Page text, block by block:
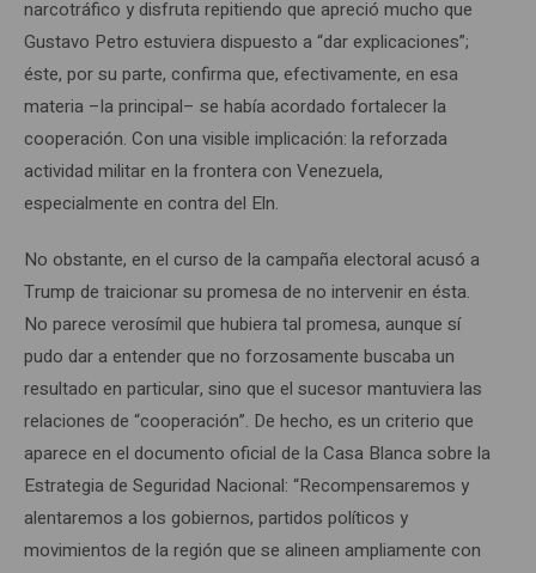
narcotráfico y disfruta repitiendo que apreció mucho que
Gustavo Petro estuviera dispuesto a “dar explicaciones”;
éste, por su parte, confirma que, efectivamente, en esa
materia –la principal– se había acordado fortalecer la
cooperación. Con una visible implicación: la reforzada
actividad militar en la frontera con Venezuela,
especialmente en contra del Eln.
No obstante, en el curso de la campaña electoral acusó a
Trump de traicionar su promesa de no intervenir en ésta.
No parece verosímil que hubiera tal promesa, aunque sí
pudo dar a entender que no forzosamente buscaba un
resultado en particular, sino que el sucesor mantuviera las
relaciones de “cooperación”. De hecho, es un criterio que
aparece en el documento oficial de la Casa Blanca sobre la
Estrategia de Seguridad Nacional: “Recompensaremos y
alentaremos a los gobiernos, partidos políticos y
movimientos de la región que se alineen ampliamente con